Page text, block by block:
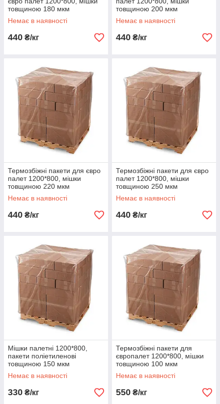
товщиною 180 мкм
Немає в наявності
440 ₴/кг
товщиною 200 мкм
Немає в наявності
440 ₴/кг
Термозбіжні пакети для євро
палет 1200*800, мішки
товщиною 220 мкм
Немає в наявності
440 ₴/кг
Термозбіжні пакети для євро
палет 1200*800, мішки
товщиною 250 мкм
Немає в наявності
440 ₴/кг
Мішки палетні 1200*800,
пакети поліетиленові
товщиною 150 мкм
Немає в наявності
330 ₴/кг
Термозбіжні пакети для
європалет 1200*800, мішки
товщиною 100 мкм
Немає в наявності
550 ₴/кг